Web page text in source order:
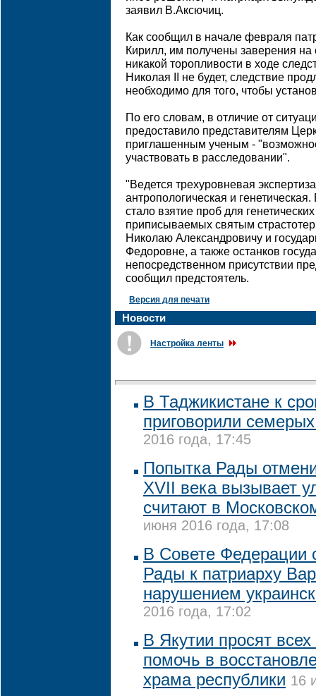
заявил В.Аксючиц.
Как сообщил в начале февраля
Кирилл, им получены заверения
никакой торопливости в ходе
Николая II не будет, следствие
необходимо для того, чтобы
По его словам, в отличие от
предоставило представителям
приглашенным ученым -
участвовать в расследовании".
"Ведется трехуровневая
антропологическая и
стало взятие проб для
приписываемых святым
Николаю Александровичу и
Федоровне, а также останков
непосредственном присутствии
сообщил предстоятель.
Версия для печати
Новости
Настройка ленты
В Таджикистане к
приговорили
2016 года, 17:45
Попытка Рады
XVII века вызывает
считают в
июня 2016 года, 17:08
В Совете Федерации
Рады к патриарху
нарушением
2016 года, 17:02
В Якутии просят
помочь в
храма республики 16